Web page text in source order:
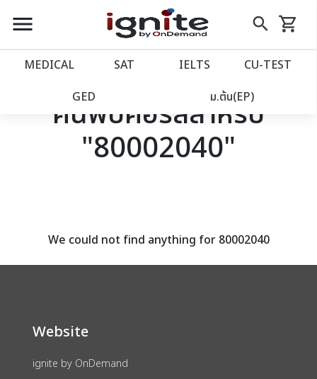
close
account_balance หน้าแรก
เว็บไซต์อิกไนท์
โปรโมชั่น
assignment ลงทะเบียน
menu search
Skip
to
shopping_cart
รถเข็น
MEDICAL SAT IELTS CU‑TEST
GED ม.ต้น(EP)
ค้นพบคอร์สสำหรับ
"80002040"
We could not find anything for 80002040
Website
ignite by OnDemand